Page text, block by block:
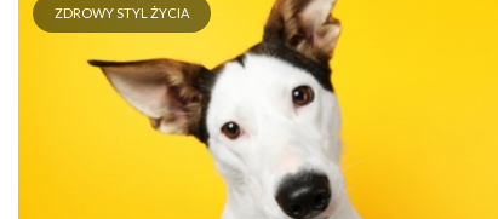
ZDROWY STYL ŻYCIA